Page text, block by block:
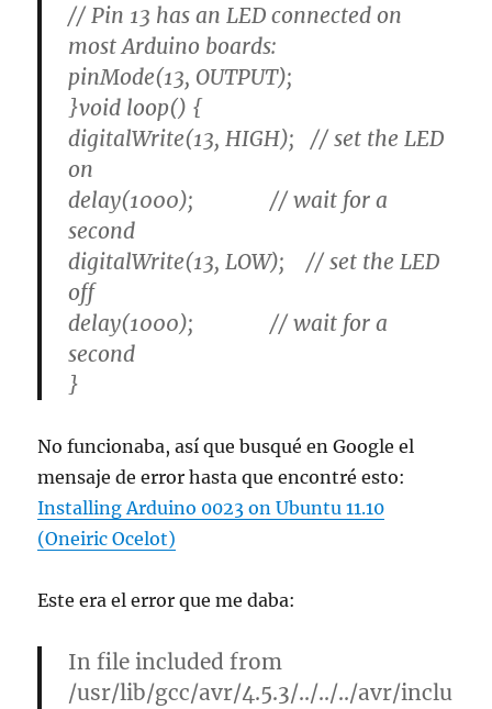
// Pin 13 has an LED connected on
most Arduino boards:
pinMode(13, OUTPUT);
}void loop() {
digitalWrite(13, HIGH); // set the LED
on
delay(1000); // wait for a
second
digitalWrite(13, LOW); // set the LED
off
delay(1000); // wait for a
second
}
No funcionaba, así que busqué en Google el
mensaje de error hasta que encontré esto:
Installing Arduino 0023 on Ubuntu 11.10
(Oneiric Ocelot)
Este era el error que me daba:
In file included from
/usr/lib/gcc/avr/4.5.3/../../../avr/inclu